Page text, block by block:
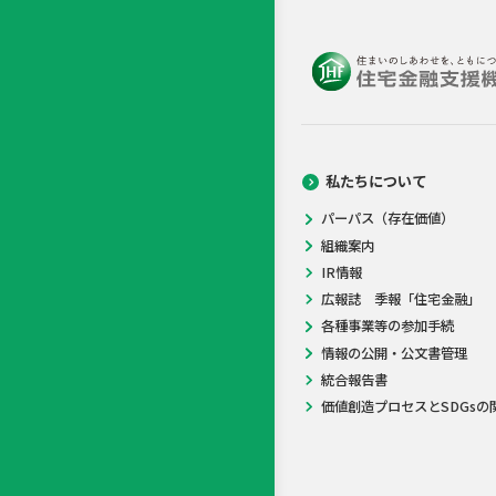
私たちについて
パーパス（存在価値）
組織案内
IR情報
広報誌 季報「住宅金融」
各種事業等の参加手続
情報の公開・公文書管理
統合報告書
価値創造プロセスとSDGsの